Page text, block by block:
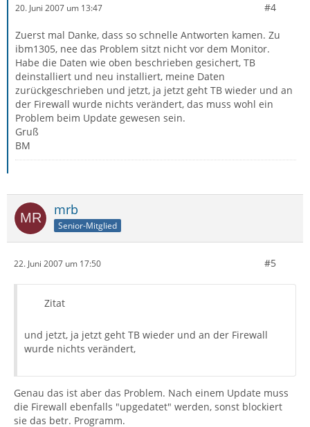
20. Juni 2007 um 13:47 #4
Zuerst mal Danke, dass so schnelle Antworten kamen. Zu
ibm1305, nee das Problem sitzt nicht vor dem Monitor.
Habe die Daten wie oben beschrieben gesichert, TB
deinstalliert und neu installiert, meine Daten
zurückgeschrieben und jetzt, ja jetzt geht TB wieder und an
der Firewall wurde nichts verändert, das muss wohl ein
Problem beim Update gewesen sein.
Gruß
BM
mrb
Senior-Mitglied
22. Juni 2007 um 17:50 #5
Zitat
und jetzt, ja jetzt geht TB wieder und an der Firewall
wurde nichts verändert,
Genau das ist aber das Problem. Nach einem Update muss
die Firewall ebenfalls "upgedatet" werden, sonst blockiert
sie das betr. Programm.